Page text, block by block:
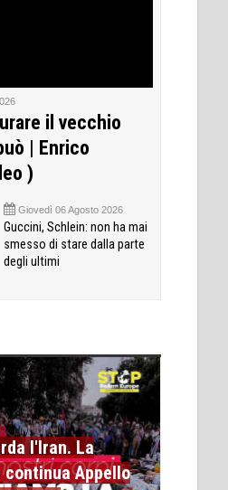
il vecchio
| Enrico
)
Giovedì 06 Agosto 2026
Guccini, Schlein: non ha mai
smesso di stare dalla parte
degli ultimi
l'Iran. La
Appello